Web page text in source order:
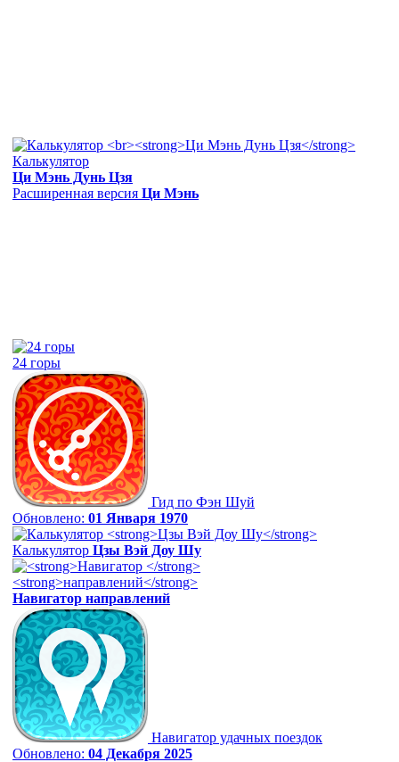
Калькулятор
Ци Мэнь Дунь Цзя
Расширенная версия Ци Мэнь
24 горы
Гид по Фэн Шуй
Обновлено: 01 Января 1970
Калькулятор Цзы Вэй Доу Шу
Навигатор направлений
Навигатор удачных поездок
Обновлено: 04 Декабря 2025